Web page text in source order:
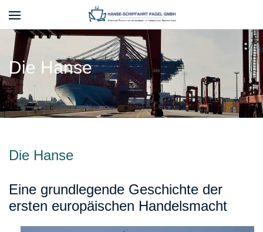
Die Hanse
Die Hanse
Eine grundlegende Geschichte der
ersten europäischen Handelsmacht